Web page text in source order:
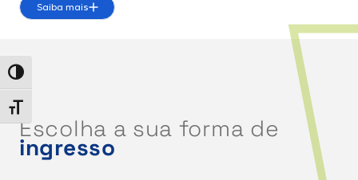
Alternar alto contraste
Alternar tamanho da fonte
Saiba mais
Escolha a sua forma de
ingresso